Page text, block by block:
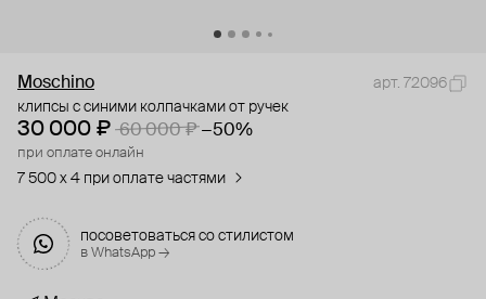
Moschino
арт. 72096
клипсы с синими колпачками от ручек
30 000 ₽ 60 000 ₽ −50%
при оплате онлайн
7 500 x 4 при оплате частями
посоветоваться со стилистом
в WhatsApp →